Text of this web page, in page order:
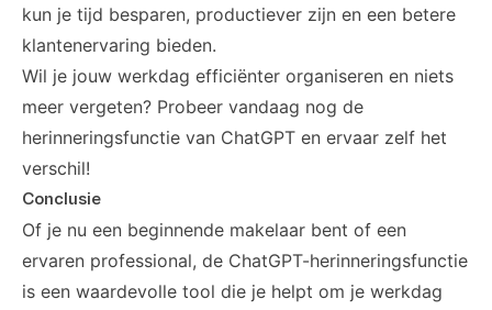
kun je tijd besparen, productiever zijn en een betere
klantenervaring bieden.
Wil je jouw werkdag efficiënter organiseren en niets
meer vergeten? Probeer vandaag nog de
herinneringsfunctie van ChatGPT en ervaar zelf het
verschil!
Conclusie
Of je nu een beginnende makelaar bent of een
ervaren professional, de ChatGPT-herinneringsfunctie
is een waardevolle tool die je helpt om je werkdag